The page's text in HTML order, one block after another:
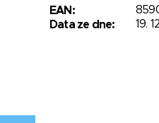
EAN:
Data ze dne:
19.